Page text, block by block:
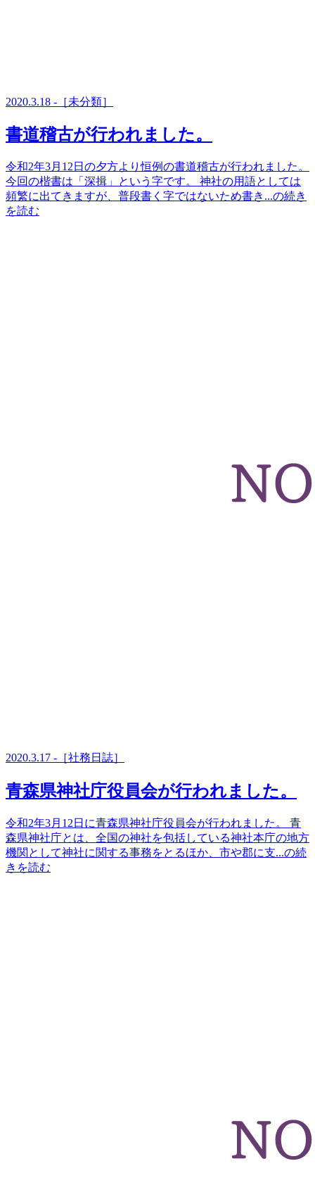
2020.3.18 -［未分類］
書道稽古が行われました。
令和2年3月12日の夕方より恒例の書道稽古が行われました。
今回の楷書は「深揖」という字です。 神社の用語としては
頻繁に出てきますが、普段書く字ではないため書き...の続き
を読む
2020.3.17 -［社務日誌］
青森県神社庁役員会が行われました。
令和2年3月12日に青森県神社庁役員会が行われました。 青
森県神社庁とは、全国の神社を包括している神社本庁の地方
機関として神社に関する事務をとるほか、市や郡に支...の続
きを読む